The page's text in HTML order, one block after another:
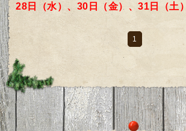
28日（水）、30日（金）、31日（土）
1